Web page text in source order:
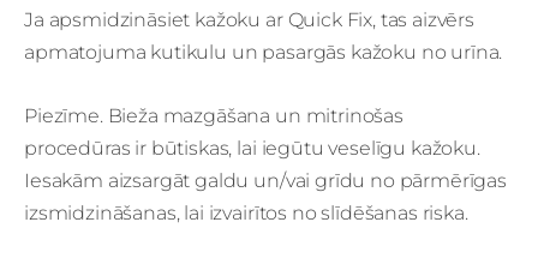
Ja apsmidzināsiet kažoku ar Quick Fix, tas aizvērs
apmatojuma kutikulu un pasargās kažoku no urīna.
Piezīme. Bieža mazgāšana un mitrinošas
procedūras ir būtiskas, lai iegūtu veselīgu kažoku.
Iesakām aizsargāt galdu un/vai grīdu no pārmērīgas
izsmidzināšanas, lai izvairītos no slīdēšanas riska.